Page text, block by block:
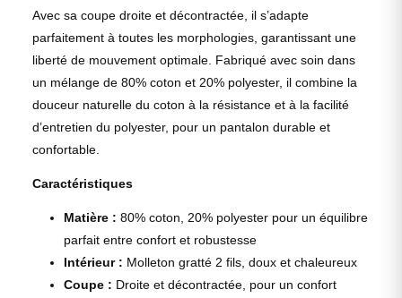
Avec sa coupe droite et décontractée, il s’adapte
parfaitement à toutes les morphologies, garantissant une
liberté de mouvement optimale. Fabriqué avec soin dans
un mélange de 80% coton et 20% polyester, il combine la
douceur naturelle du coton à la résistance et à la facilité
d’entretien du polyester, pour un pantalon durable et
confortable.
Caractéristiques
Matière : 80% coton, 20% polyester pour un équilibre
parfait entre confort et robustesse
Intérieur : Molleton gratté 2 fils, doux et chaleureux
Coupe : Droite et décontractée, pour un confort